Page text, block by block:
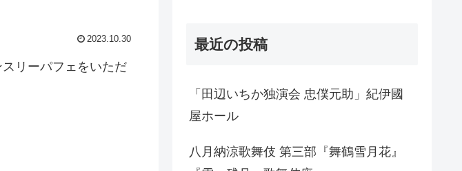
2023.10.30
リーパフェをいただ
最近の投稿
「田辺いちか独演会 忠僕元助」紀伊國
屋ホール
八月納涼歌舞伎 第三部『舞鶴雪月花』